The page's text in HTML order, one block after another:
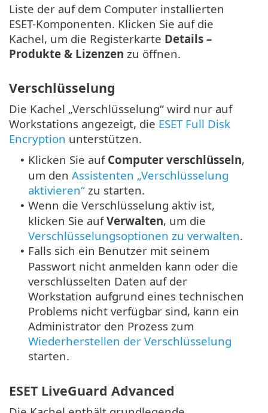
Liste der auf dem Computer installierten
ESET-Komponenten. Klicken Sie auf die
Kachel, um die Registerkarte Details –
Produkte & Lizenzen zu öffnen.
Verschlüsselung
Die Kachel „Verschlüsselung“ wird nur auf
Workstations angezeigt, die ESET Full Disk
Encryption unterstützen.
• Klicken Sie auf Computer verschlüsseln,
um den Assistenten „Verschlüsselung
aktivieren“ zu starten.
• Wenn die Verschlüsselung aktiv ist,
klicken Sie aufVerwalten, um die
Verschlüsselungsoptionen zu verwalten.
• Falls sich ein Benutzer mit seinem
Passwort nicht anmelden kann oder die
verschlüsselten Daten auf der
Workstation aufgrund eines technischen
Problems nicht verfügbar sind, kann ein
Administrator den Prozess zum
Wiederherstellen der Verschlüsselung
starten.
ESET LiveGuard Advanced